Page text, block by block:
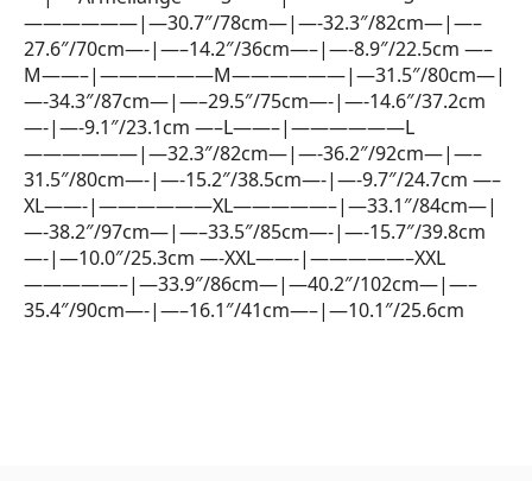
——————|—30.7″/78cm—|—-32.3″/82cm—|—–
27.6″/70cm—-|—–14.2″/36cm—–|—-8.9″/22.5cm —–
M——–|——————M——————|—31.5″/80cm—|
—-34.3″/87cm—|—–29.5″/75cm—-|—-14.6″/37.2cm
—-|—-9.1″/23.1cm —–L——–|——————L
——————|—32.3″/82cm—|—-36.2″/92cm—|—–
31.5″/80cm—-|—-15.2″/38.5cm—-|—-9.7″/24.7cm —–
XL——-|——————XL—————–|—33.1″/84cm—|
—-38.2″/97cm—|—–33.5″/85cm—-|—-15.7″/39.8cm
—-|—10.0″/25.3cm —-XXL——-|—————–XXL
—————–|—33.9″/86cm—|—40.2″/102cm—|—–
35.4″/90cm—-|—–16.1″/41cm—–|—10.1″/25.6cm